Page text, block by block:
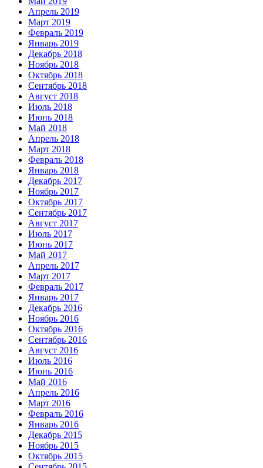
Апрель 2019
Март 2019
Февраль 2019
Январь 2019
Декабрь 2018
Ноябрь 2018
Октябрь 2018
Сентябрь 2018
Август 2018
Июль 2018
Июнь 2018
Май 2018
Апрель 2018
Март 2018
Февраль 2018
Январь 2018
Декабрь 2017
Ноябрь 2017
Октябрь 2017
Сентябрь 2017
Август 2017
Июль 2017
Июнь 2017
Май 2017
Апрель 2017
Март 2017
Февраль 2017
Январь 2017
Декабрь 2016
Ноябрь 2016
Октябрь 2016
Сентябрь 2016
Август 2016
Июль 2016
Июнь 2016
Май 2016
Апрель 2016
Март 2016
Февраль 2016
Январь 2016
Декабрь 2015
Ноябрь 2015
Октябрь 2015